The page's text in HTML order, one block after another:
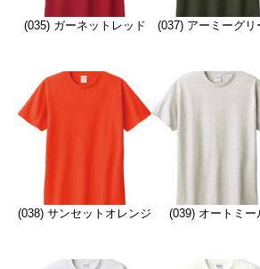
(035) ガーネットレッド (037) アーミーグリ
(038) サンセットオレンジ (039) オートミー